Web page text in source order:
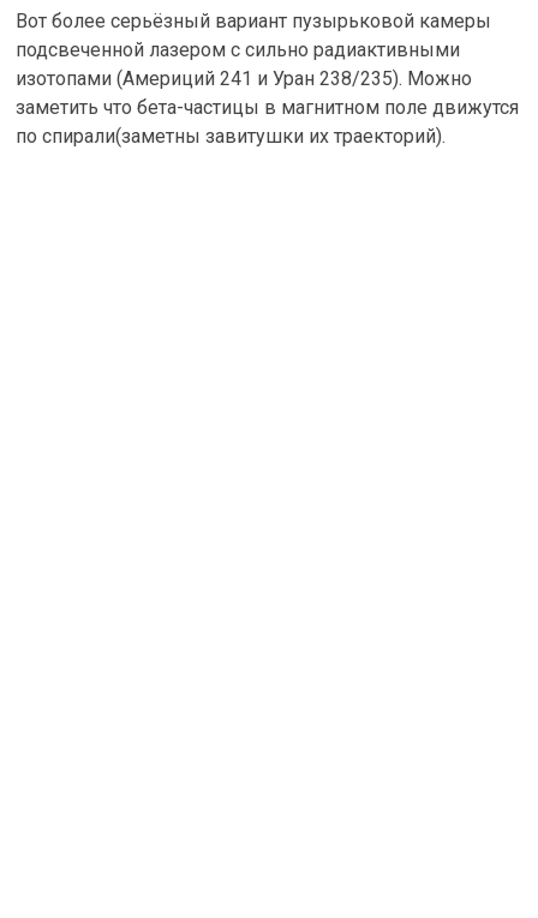
Вот более серьёзный вариант пузырьковой камеры
подсвеченной лазером с сильно радиактивными
изотопами (Америций 241 и Уран 238/235). Можно
заметить что бета-частицы в магнитном поле движутся
по спирали(заметны завитушки их траекторий).